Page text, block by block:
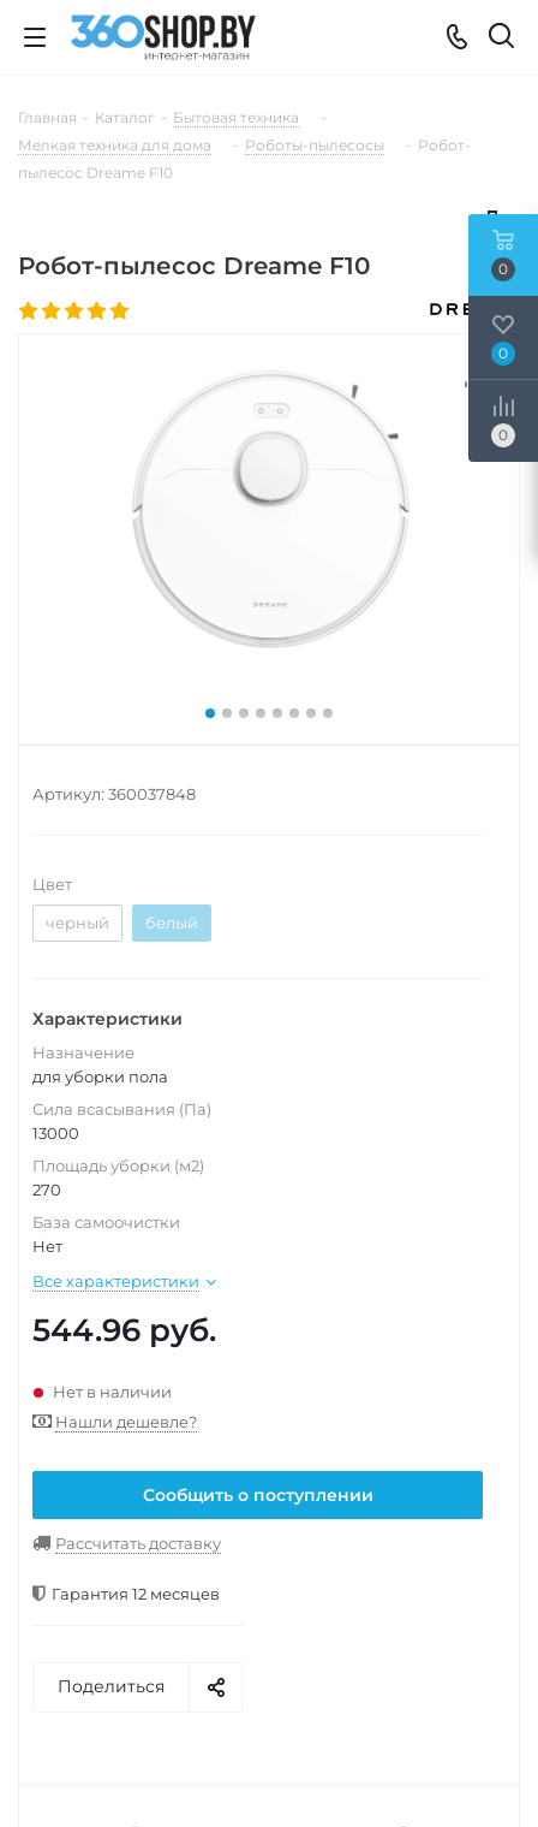
Главная - Каталог - Бытовая техника
-
Мелкая техника для дома
- Роботы-пылесосы - Робот-
пылесос Dreame F10
Робот-пылесос Dreame F10
Артикул: 360037848
Цвет
черный
белый
Характеристики
Назначение
для уборки пола
Сила всасывания (Па)
13000
Площадь уборки (м2)
270
База самоочистки
Нет
Все характеристики
544.96 руб.
Нет в наличии
Нашли дешевле?
Сообщить о поступлении
Рассчитать доставку
Гарантия 12 месяцев
Поделиться
0
0
0